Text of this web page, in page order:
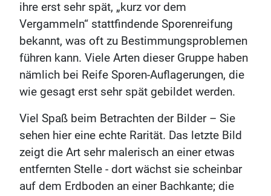
ihre erst sehr spät, „kurz vor dem
Vergammeln“ stattfindende Sporenreifung
bekannt, was oft zu Bestimmungsproblemen
führen kann. Viele Arten dieser Gruppe haben
nämlich bei Reife Sporen-Auflagerungen, die
wie gesagt erst sehr spät gebildet werden.
Viel Spaß beim Betrachten der Bilder – Sie
sehen hier eine echte Rarität. Das letzte Bild
zeigt die Art sehr malerisch an einer etwas
entfernten Stelle - dort wächst sie scheinbar
auf dem Erdboden an einer Bachkante; die